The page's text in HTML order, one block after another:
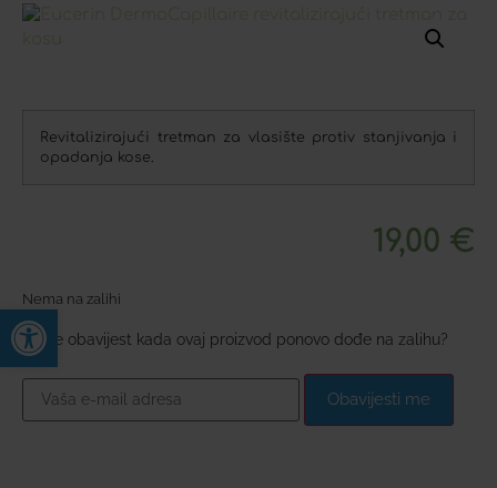
Open toolbar
Revitalizirajući tretman za vlasište protiv stanjivanja i
opadanja kose.
19,00 €
Nema na zalihi
Želite obavijest kada ovaj proizvod ponovo dođe na zalihu?
Obavijesti me